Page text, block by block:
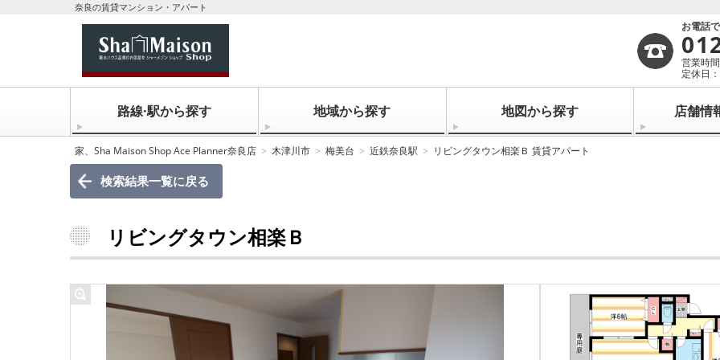
奈良の賃貸マンション・アパート
お電話
営業時
定休日
路線·駅から探す 地域から探す 地図から探す 店舗情
家、Sha Maison Shop Ace Planner奈良店 木津川市 梅美台 近鉄奈良駅 リビングタウン相楽Ｂ 賃貸アパート
検索結果一覧に戻る
リビングタウン相楽Ｂ